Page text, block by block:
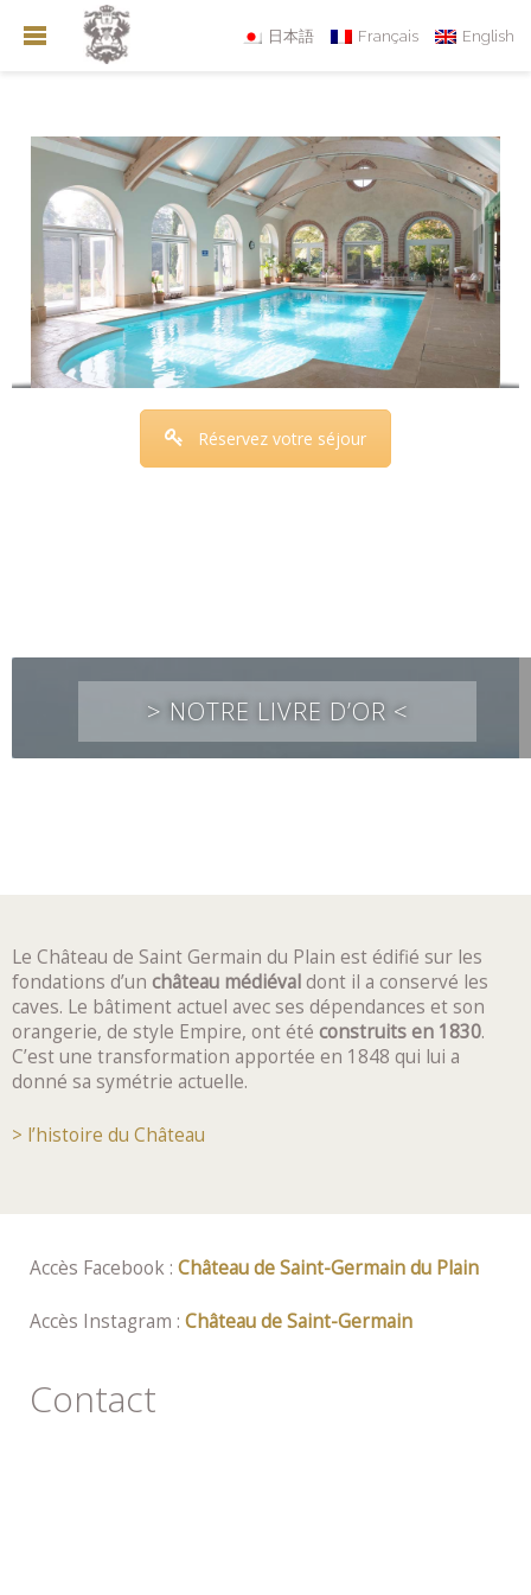
日本語 Français English
Réservez votre séjour
> NOTRE LIVRE D’OR <
Le Château de Saint Germain du Plain est édifié sur les
fondations d’un château médiévaldont il a conservé les
caves. Le bâtiment actuel avec ses dépendances et son
orangerie, de style Empire, ont été construits en 1830.
C’est une transformation apportée en 1848 qui lui a
donné sa symétrie actuelle.
> l’histoire du Château
Accès Facebook : Château de Saint-Germain du Plain
Accès Instagram : Château de Saint-Germain
Contact